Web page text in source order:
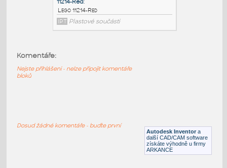
Lego 6538b-LtBluishGray
IPT
Plastové součásti
Lego 11214-Red
Autodesk Inventor a
další CAD/CAM software
získáte výhodně u firmy
ARKANCE
Komentáře:
Nejste přihlášeni - nelze připojit komentáře
bloků
Dosud žádné komentáře - buďte první